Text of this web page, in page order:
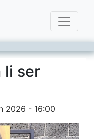
li ser
2026 - 16:00